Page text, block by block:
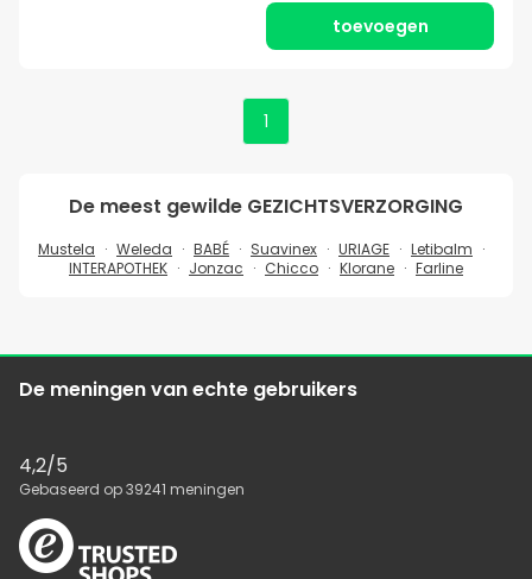
toevoegen
1
De meest gewilde GEZICHTSVERZORGING
Mustela Weleda BABÉ Suavinex URIAGE
Letibalm
INTERAPOTHEK
Jonzac Chicco Klorane Farline
De meningen van echte gebruikers
4,2/5
Gebaseerd op39241 meningen